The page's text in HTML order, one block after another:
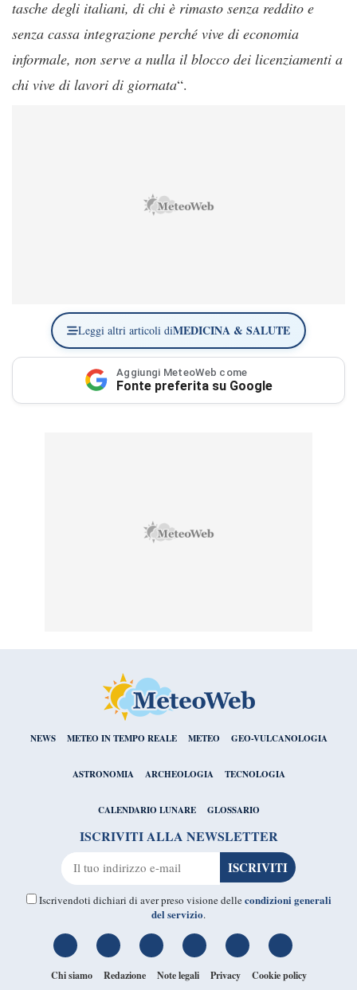
tasche degli italiani, di chi è rimasto senza reddito e
senza cassa integrazione perché vive di economia
informale, non serve a nulla il blocco dei licenziamenti a
chi vive di lavori di giornata“.
Leggi altri articoli diMEDICINA & SALUTE
Aggiungi MeteoWeb come
Fonte preferita su Google
NEWS METEO IN TEMPO REALE METEO GEO-VULCANOLOGIA
ASTRONOMIA ARCHEOLOGIA TECNOLOGIA
CALENDARIO LUNARE GLOSSARIO
ISCRIVITI ALLA NEWSLETTER
Iscrivendoti dichiari di aver preso visione dellecondizioni generali
del servizio.
Chi siamo Redazione Note legali Privacy Cookie policy